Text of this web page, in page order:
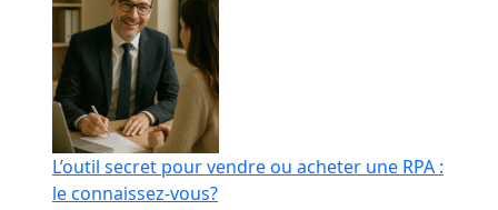
L’outil secret pour vendre ou acheter une RPA :
le connaissez-vous?